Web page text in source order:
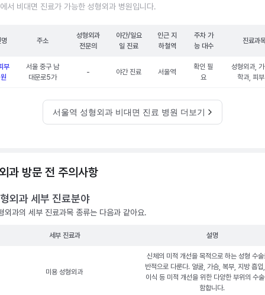
서 비대면 진료가 가능한 성형외과 병원입니다.
주소
성형외과
전문의
야간/일요
일 진료
인근 지
하철역
주차 가
능 대수
진료과
부
서울 중구 남
대문로5가
- 야간 진료 서울역
확인 필
요
성형외과, 가
학과, 피
서울역 성형외과 비대면 진료 병원 더보기
과 방문 전 주의사항
외과 세부 진료분야
외과의 세부 진료과목 종류는 다음과 같아요.
세부 진료과 설명
미용 성형외과
신체의 미적 개선을 목적으로 하는 성형 수술
반적으로 다룬다. 얼굴, 가슴, 복부, 지방 흡입
이식 등 미적 개선을 위한 다양한 부위의 수
함합니다.